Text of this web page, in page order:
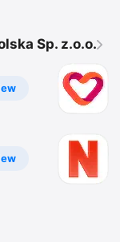
Sp. z.o.o.